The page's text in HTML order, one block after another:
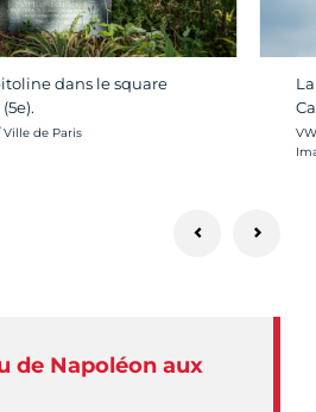
dans le square
de Paris
de Napoléon aux